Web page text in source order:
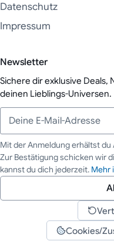
Datenschutz
Impressum
Newsletter
Sichere dir exklusive
deinen Lieblings-Universen.
Deine E-Mail-Adresse
Mit der Anmeldung erhältst
Zur Bestätigung schicken wir
kannst du dich jederzeit. Mehr
Cookies/